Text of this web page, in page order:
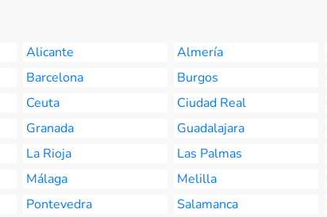
Alicante Almería
Barcelona Burgos
Ceuta Ciudad Real
Granada Guadalajara
La Rioja Las Palmas
Málaga Melilla
Pontevedra Salamanca